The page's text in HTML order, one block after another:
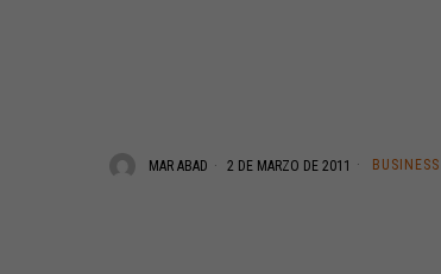
MAR ABAD 2 DE MARZO DE 2011 BUSINESS